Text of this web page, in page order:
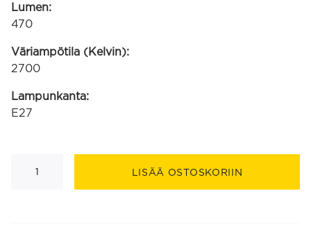
Lumen:
470
Väriampötila (Kelvin):
2700
Lampunkanta:
E27
suora
LISÄÄ OSTOSKORIIN